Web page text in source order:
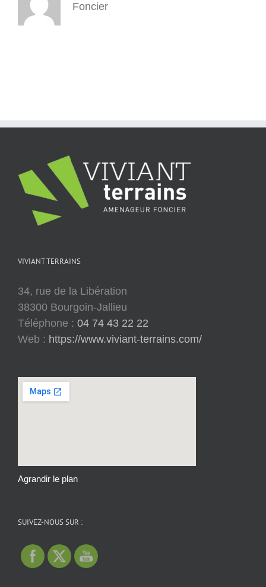
Foncier
VIVIANT TERRAINS
34, rue de la Libération
38300 Bourgoin-Jallieu
Téléphone : 04 74 43 22 22
Web : https://www.viviant-terrains.com/
Agrandir le plan
SUIVEZ-NOUS SUR :